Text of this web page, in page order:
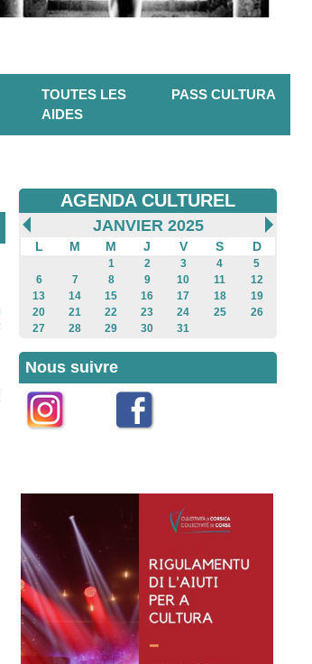
TOUTES LES
AIDES
PASS CULTURA
AGENDA CULTUREL
JANVIER 2025
L M M J V S D
1 2 3 4
5
6
7 8 9 10 11
12
13
14 15 16 17 18
19
20
21 22 23 24 25
26
27
28 29 30 31
Nous suivre